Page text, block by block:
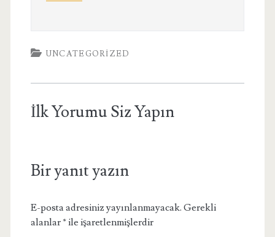
UNCATEGORIZED
İlk Yorumu Siz Yapın
Bir yanıt yazın
E-posta adresiniz yayınlanmayacak. Gerekli
alanlar*ile işaretlenmişlerdir